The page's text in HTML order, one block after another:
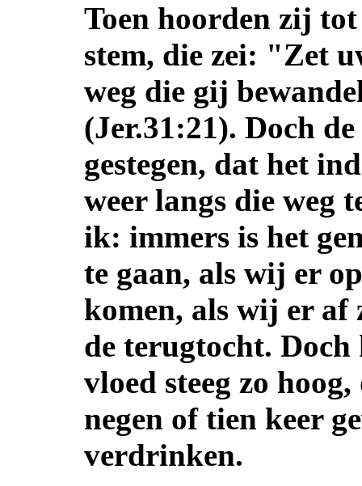
Toen hoorden zij
stem, die zei: "Zet
weg die gij
(Jer.31:21). Doch
gestegen, dat het
weer langs die weg
ik: immers is het
te gaan, als wij er
komen, als wij er af
de terugtocht. Doch
vloed steeg zo
negen of tien keer
verdrinken.